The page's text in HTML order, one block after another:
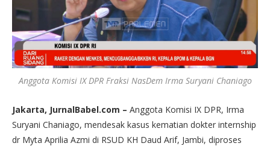
Anggota Komisi IX DPR Fraksi NasDem Irma Suryani Chaniago
Jakarta, JurnalBabel.com – Anggota Komisi IX DPR, Irma
Suryani Chaniago, mendesak kasus kematian dokter internship
dr Myta Aprilia Azmi di RSUD KH Daud Arif, Jambi, diproses